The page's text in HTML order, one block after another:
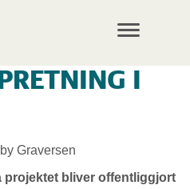
T
i
I
Graversen
projektet bliver offentliggjort